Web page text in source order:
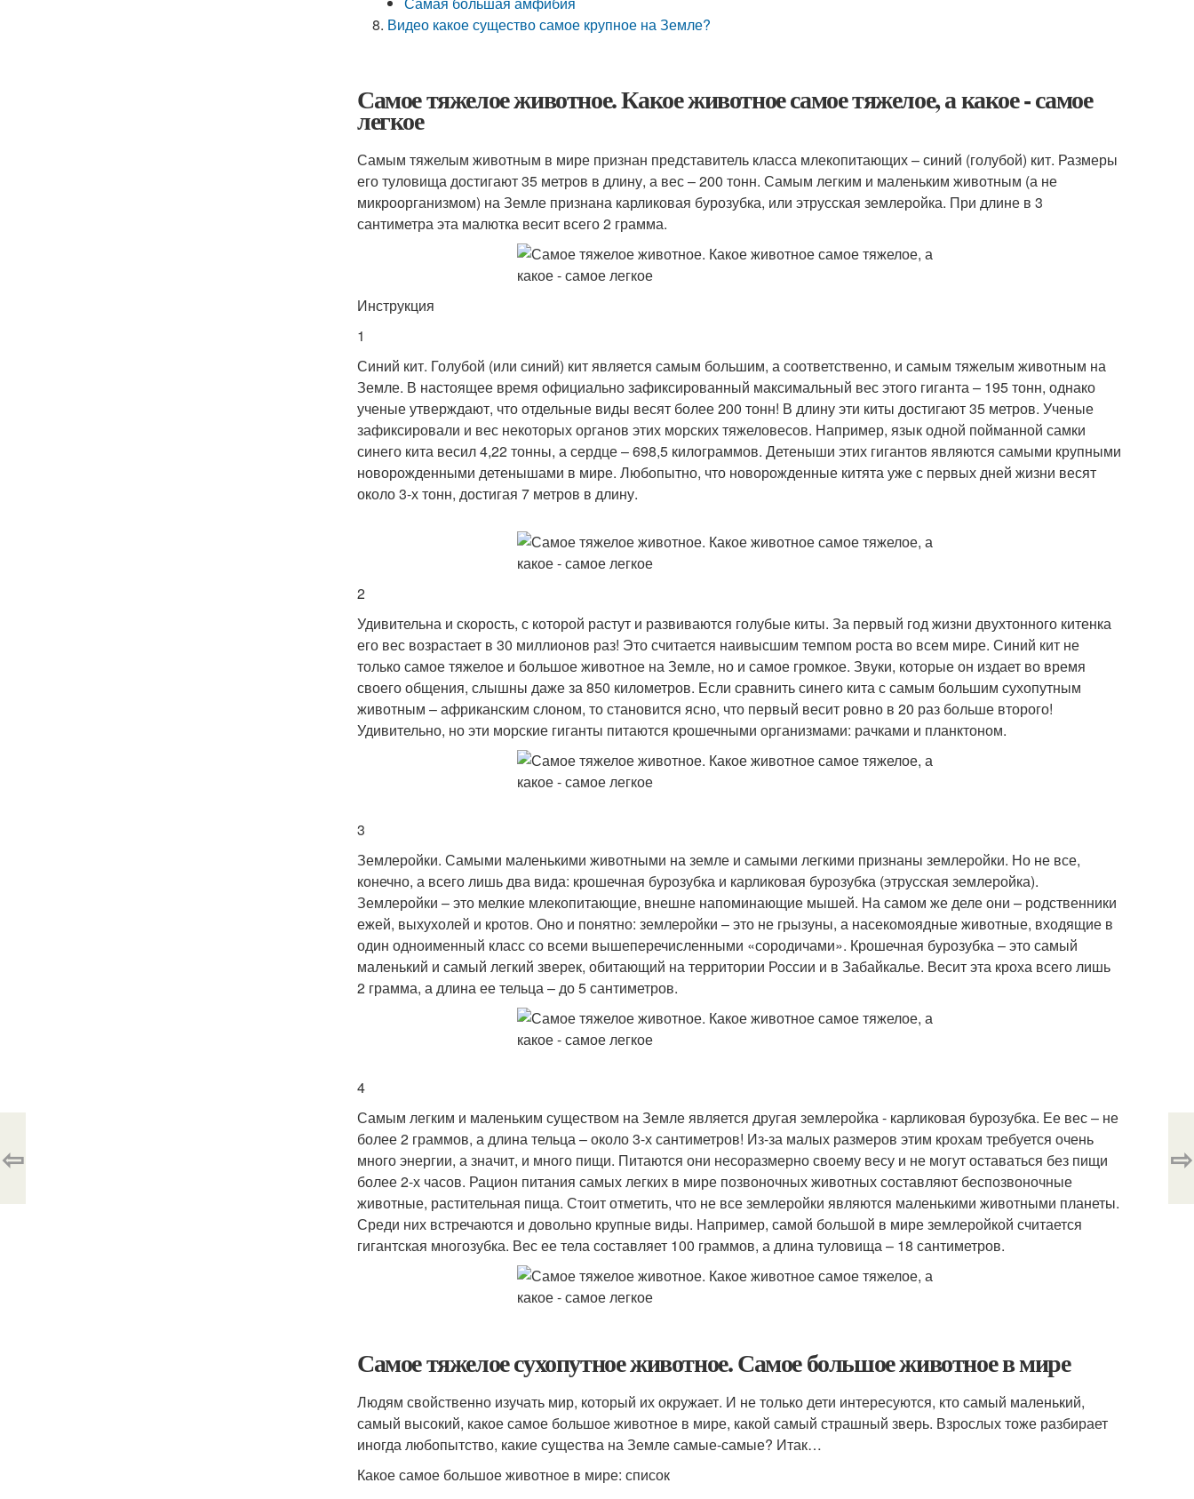
Видео какое существо самое крупное на Земле?
Самое тяжелое животное. Какое животное самое тяжелое, а какое - самое
легкое
Самым тяжелым животным в мире признан представитель класса млекопитающих – синий (голубой) кит. Размеры
его туловища достигают 35 метров в длину, а вес – 200 тонн. Самым легким и маленьким животным (а не
микроорганизмом) на Земле признана карликовая бурозубка, или этрусская землеройка. При длине в 3
сантиметра эта малютка весит всего 2 грамма.
Инструкция
1
Синий кит. Голубой (или синий) кит является самым большим, а соответственно, и самым тяжелым животным на
Земле. В настоящее время официально зафиксированный максимальный вес этого гиганта – 195 тонн, однако
ученые утверждают, что отдельные виды весят более 200 тонн! В длину эти киты достигают 35 метров. Ученые
зафиксировали и вес некоторых органов этих морских тяжеловесов. Например, язык одной пойманной самки
синего кита весил 4,22 тонны, а сердце – 698,5 килограммов. Детеныши этих гигантов являются самыми крупными
новорожденными детенышами в мире. Любопытно, что новорожденные китята уже с первых дней жизни весят
около 3-х тонн, достигая 7 метров в длину.
2
Удивительна и скорость, с которой растут и развиваются голубые киты. За первый год жизни двухтонного китенка
его вес возрастает в 30 миллионов раз! Это считается наивысшим темпом роста во всем мире. Синий кит не
только самое тяжелое и большое животное на Земле, но и самое громкое. Звуки, которые он издает во время
своего общения, слышны даже за 850 километров. Если сравнить синего кита с самым большим сухопутным
животным – африканским слоном, то становится ясно, что первый весит ровно в 20 раз больше второго!
Удивительно, но эти морские гиганты питаются крошечными организмами: рачками и планктоном.
3
Землеройки. Самыми маленькими животными на земле и самыми легкими признаны землеройки. Но не все,
конечно, а всего лишь два вида: крошечная бурозубка и карликовая бурозубка (этрусская землеройка).
Землеройки – это мелкие млекопитающие, внешне напоминающие мышей. На самом же деле они – родственники
ежей, выхухолей и кротов. Оно и понятно: землеройки – это не грызуны, а насекомоядные животные, входящие в
один одноименный класс со всеми вышеперечисленными «сородичами». Крошечная бурозубка – это самый
маленький и самый легкий зверек, обитающий на территории России и в Забайкалье. Весит эта кроха всего лишь
2 грамма, а длина ее тельца – до 5 сантиметров.
4
Самым легким и маленьким существом на Земле является другая землеройка - карликовая бурозубка. Ее вес – не
более 2 граммов, а длина тельца – около 3-х сантиметров! Из-за малых размеров этим крохам требуется очень
много энергии, а значит, и много пищи. Питаются они несоразмерно своему весу и не могут оставаться без пищи
более 2-х часов. Рацион питания самых легких в мире позвоночных животных составляют беспозвоночные
животные, растительная пища. Стоит отметить, что не все землеройки являются маленькими животными планеты.
Среди них встречаются и довольно крупные виды. Например, самой большой в мире землеройкой считается
гигантская многозубка. Вес ее тела составляет 100 граммов, а длина туловища – 18 сантиметров.
Самое тяжелое сухопутное животное. Самое большое животное в мире
Людям свойственно изучать мир, который их окружает. И не только дети интересуются, кто самый маленький,
самый высокий, какое самое большое животное в мире, какой самый страшный зверь. Взрослых тоже разбирает
иногда любопытство, какие существа на Земле самые-самые? Итак…
Какое самое большое животное в мире: список
⇦ ⇨